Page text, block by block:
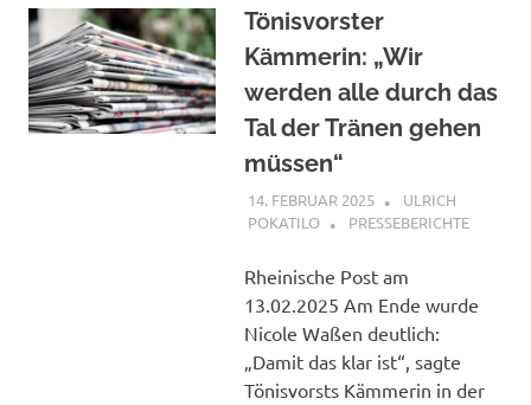
Tönisvorster
Kämmerin: „Wir
werden alle durch das
Tal der Tränen gehen
müssen“
14. FEBRUAR 2025
ULRICH
POKATILO
PRESSEBERICHTE
Rheinische Post am
13.02.2025 Am Ende wurde
Nicole Waßen deutlich:
„Damit das klar ist“, sagte
Tönisvorsts Kämmerin in der